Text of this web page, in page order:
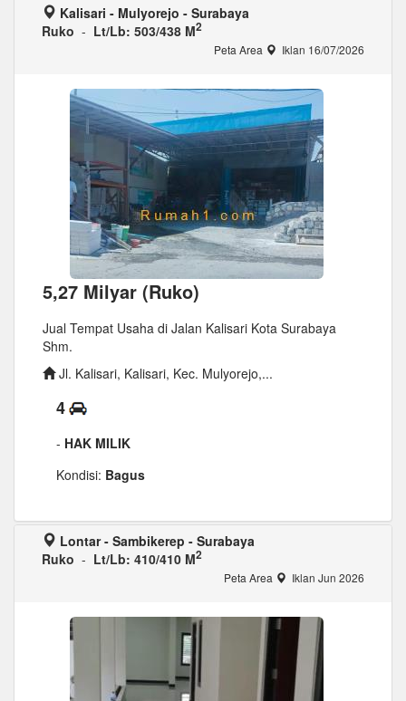
Kalisari - Mulyorejo - Surabaya
Ruko - Lt/Lb: 503/438 M2
Peta Area Iklan 16/07/2026
5,27 Milyar (Ruko)
Jual Tempat Usaha di Jalan Kalisari Kota Surabaya
Shm.
Jl. Kalisari, Kalisari, Kec. Mulyorejo,...
4
- HAK MILIK
Kondisi: Bagus
Lontar - Sambikerep - Surabaya
Ruko - Lt/Lb: 410/410 M2
Peta Area Iklan Jun 2026